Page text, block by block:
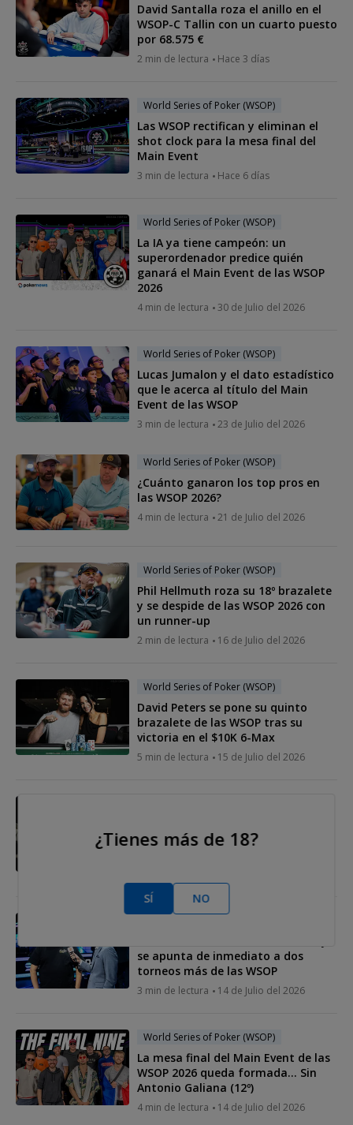
David Santalla roza el anillo en el
WSOP-C Tallin con un cuarto puesto
por 68.575 €
2 min de lectura Hace 3 días
World Series of Poker (WSOP)
Las WSOP rectifican y eliminan el
shot clock para la mesa final del
Main Event
3 min de lectura Hace 6 días
World Series of Poker (WSOP)
La IA ya tiene campeón: un
superordenador predice quién
ganará el Main Event de las WSOP
2026
4 min de lectura 30 de Julio del 2026
World Series of Poker (WSOP)
Lucas Jumalon y el dato estadístico
que le acerca al título del Main
Event de las WSOP
3 min de lectura 23 de Julio del 2026
World Series of Poker (WSOP)
¿Cuánto ganaron los top pros en
las WSOP 2026?
4 min de lectura 21 de Julio del 2026
World Series of Poker (WSOP)
Phil Hellmuth roza su 18º brazalete
y se despide de las WSOP 2026 con
un runner-up
2 min de lectura 16 de Julio del 2026
World Series of Poker (WSOP)
David Peters se pone su quinto
brazalete de las WSOP tras su
victoria en el $10K 6-Max
5 min de lectura 15 de Julio del 2026
emular a Doyle, pero un cruel bad
se apunta de inmediato a dos
torneos más de las WSOP
3 min de lectura 14 de Julio del 2026
World Series of Poker (WSOP)
La mesa final del Main Event de las
WSOP 2026 queda formada... Sin
Antonio Galiana (12º)
4 min de lectura 14 de Julio del 2026
¿Tienes más de 18?
SÍ NO